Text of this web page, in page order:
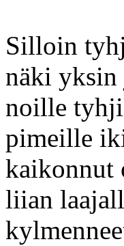
Silloin
näki yksin
noille
pimeille
kaikonnut
liian